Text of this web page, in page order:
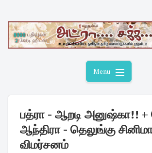
content
Menu
பத்ரா - ஆறடி அனுஷ்கா!! +
ஆந்திரா - தெலுங்கு
விமர்சனம்